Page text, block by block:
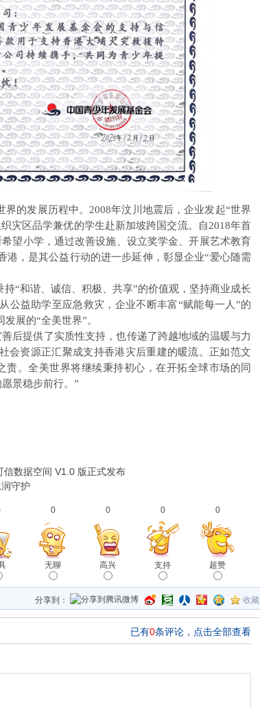
的发展历程中。2008年汶川地震后，企业发起“世界
灾区品学兼优的学生赴新加坡跨国交流。自2018年首
望小学，通过改善设施、设立奖学金、开展艺术教育
港，是其公益行动的进一步延伸，彰显企业“爱心随需
和谐、诚信、积极、共享”的价值观，坚持商业成长
公益助学至应急救灾，企业不断丰富“赋能每一人”的
展的“全美世界”。
提供了实质性支持，也传递了跨越地域的温暖与力
会资源正汇聚成支持香港灾后重建的暖流。正如范文
。全美世界将继续秉持初心，在开拓全球市场的同
景稳步前行。”
数据空间 V1.0 版正式发布
守护
0
无聊
0
高兴
0
支持
0
超赞
分享到： 收藏